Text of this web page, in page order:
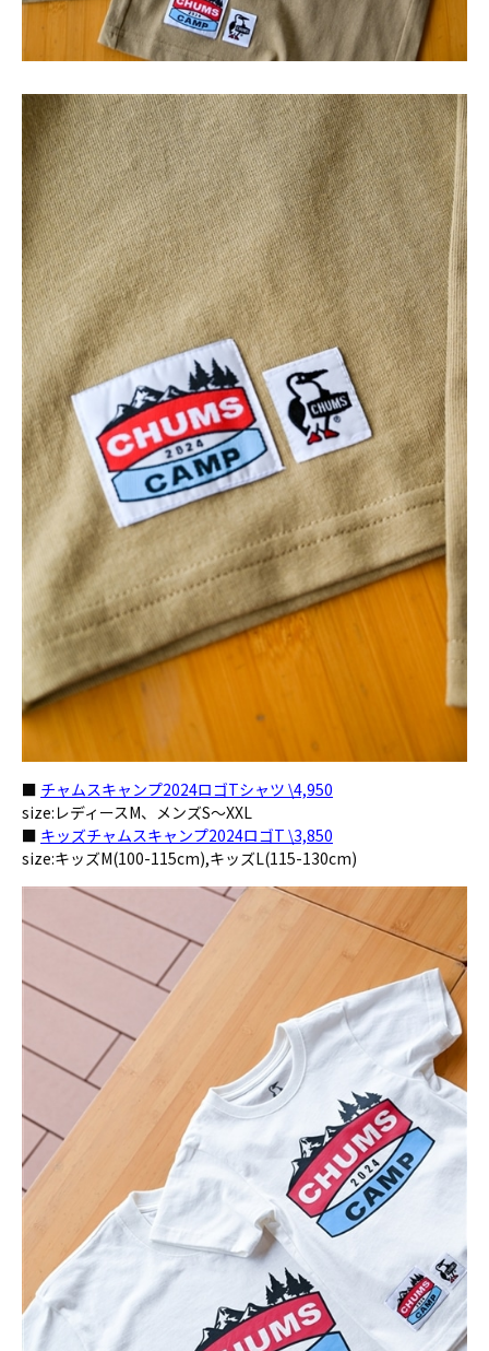
■ チャムスキャンプ2024ロゴTシャツ \4,950
size:レディースM、メンズS～XXL
■ キッズチャムスキャンプ2024ロゴT \3,850
size:キッズM(100-115cm),キッズL(115-130cm)